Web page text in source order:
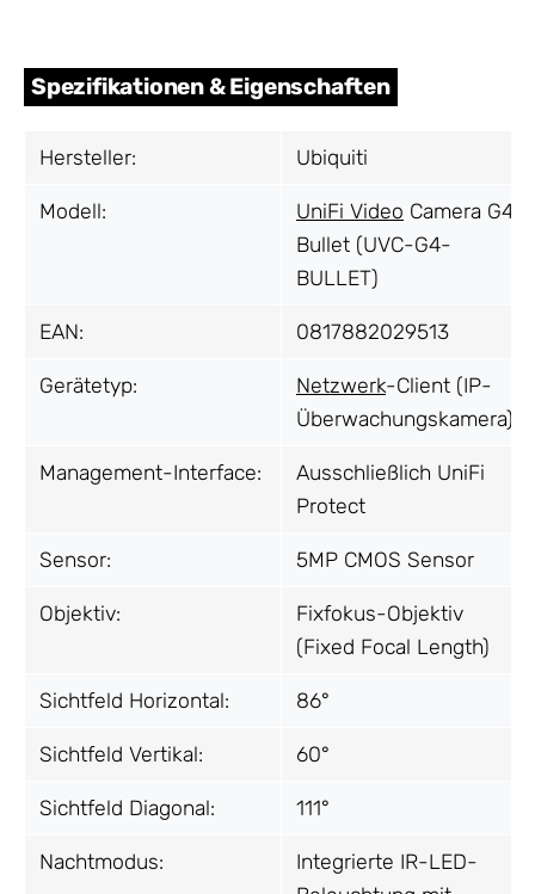
Spezifikationen & Eigenschaften
Hersteller: Ubiquiti
Modell: UniFi Video Camera G4
Bullet (UVC-G4-
BULLET)
EAN: 0817882029513
Gerätetyp: Netzwerk-Client (IP-
Überwachungskamera)
Management-Interface:
Ausschließlich UniFi
Protect
Sensor: 5MP CMOS Sensor
Objektiv:
Fixfokus-Objektiv
(Fixed Focal Length)
Sichtfeld Horizontal: 86°
Sichtfeld Vertikal: 60°
Sichtfeld Diagonal: 111°
Nachtmodus:
Integrierte IR-LED-